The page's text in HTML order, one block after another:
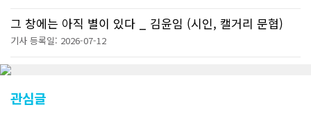
그 창에는 아직 별이 있다 _ 김윤임 (시인, 캘거리 문협)
기사 등록일: 2026-07-12
관심글